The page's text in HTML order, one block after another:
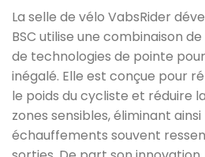
La selle de vélo VabsRider
BSC utilise une combinaison
de technologies de pointe
inégalé. Elle est conçue pour
le poids du cycliste et réduire
zones sensibles, éliminant
échauffements souvent